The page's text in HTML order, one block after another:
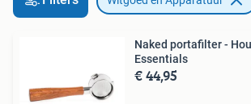
Naked portafilter -
Essentials
€ 44,95